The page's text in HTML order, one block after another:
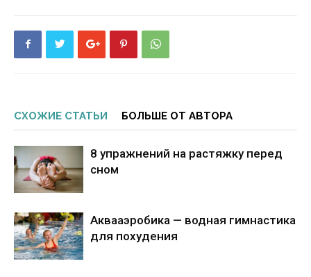
СХОЖИЕ СТАТЬИ БОЛЬШЕ ОТ АВТОРА
8 упражнений на растяжку перед
сном
Аквааэробика — водная гимнастика
для похудения